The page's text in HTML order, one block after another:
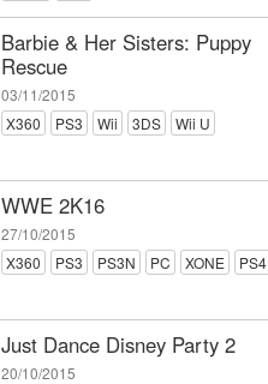
Barbie & Her Sisters: Puppy
Rescue
03/11/2015
X360
PS3 Wii 3DS Wii U
WWE 2K16
27/10/2015
X360
PS3 PS3N PC XONE PS4
Just Dance Disney Party 2
20/10/2015